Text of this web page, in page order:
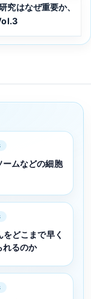
究はなぜ重要か、
ームなどの細胞
どこまで早く
れるのか